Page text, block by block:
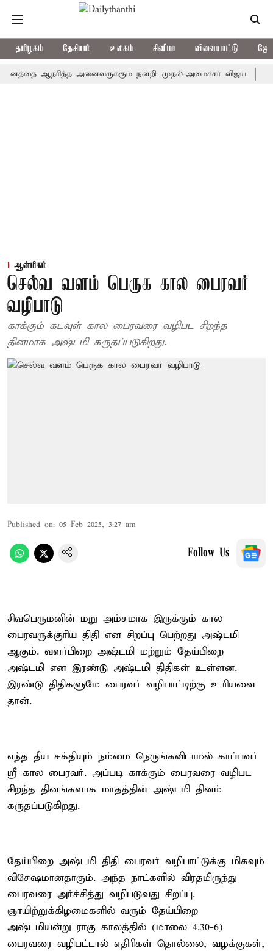
தமிழகம் தேசியம் உலகம் சினிமா விளையாட்டு
ஆதரித்த அனைவருக்கும் நன்றி: முதல்-அமைச்சர் விஜய்
ஆன்மிகம்
செல்வ வளம் பெருக கால பைரவர்
வழிபாடு
காக்கும் கடவுள் கால பைரவரை வழிபட சிறந்த
தினமாக அஷ்டமி கருதப்படுகிறது.
Published on: 05 Feb 2025, 3:27 am
Follow Us
சிவபெருமனின் மறு அம்சமாக இருக்கும் கால
பைரவருக்குரிய திதி என சிறப்பு பெற்றது அஷ்டமி
ஆகும். வளர்பிறை அஷ்டமி மற்றும் தேய்பிறை
அஷ்டமி என இரண்டு அஷ்டமி திதிகள் உள்ளன.
இரண்டு திதிகளுமே பைரவர் வழிபாட்டிற்கு உரியவை
தான்.
எந்த தீய சக்தியும் நம்மை நெருங்கவிடாமல் காப்பவர்
ஸ்ரீ கால பைரவர். அப்படி காக்கும் பைரவரை வழிபட
சிறந்த தினங்களாக மாதத்தின் அஷ்டமி தினம்
கருதப்படுகிறது.
தேய்பிறை அஷ்டமி திதி பைரவர் வழிபாட்டுக்கு மிகவும்
விசேஷமானதாகும். அந்த நாட்களில் விரதமிருந்து
பைரவரை அர்ச்சித்து வழிபடுவது சிறப்பு.
ஞாயிற்றுக்கிழமைகளில் வரும் தேய்பிறை
அஷ்டமியன்று ராகு காலத்தில் (மாலை 4.30-6)
பைரவரை வழிபட்டால் எதிரிகள் தொல்லை, வழக்குகள்,